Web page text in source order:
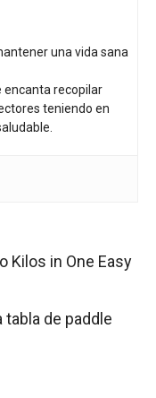
una vida sana
encanta recopilar
teniendo en
Kilos in One Easy
de paddle